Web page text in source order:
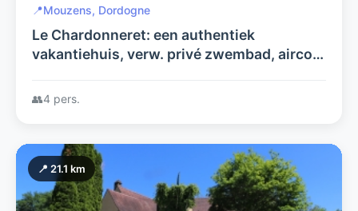
📍Mouzens, Dordogne
Le Chardonneret: een authentiek
vakantiehuis, verw. privé zwembad, airco,
beziensw+golf. Geen extra kosten!
👥4 pers.
📍 21.1 km